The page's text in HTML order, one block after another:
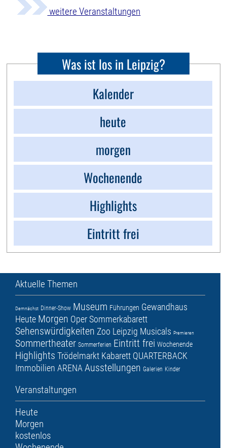
weitere Veranstaltungen
Was ist los in Leipzig?
Kalender
heute
morgen
Wochenende
Highlights
Eintritt frei
Aktuelle Themen
Demnächst Dinner-Show Museum Führungen Gewandhaus
Heute Morgen OperSommerkabarett
Sehenswürdigkeiten Zoo Leipzig Musicals Premieren
Sommertheater Sommerferien Eintritt frei Wochenende
Highlights Trödelmarkt Kabarett QUARTERBACK
Immobilien ARENAAusstellungen Galerien Kinder
Veranstaltungen
Heute
Morgen
kostenlos